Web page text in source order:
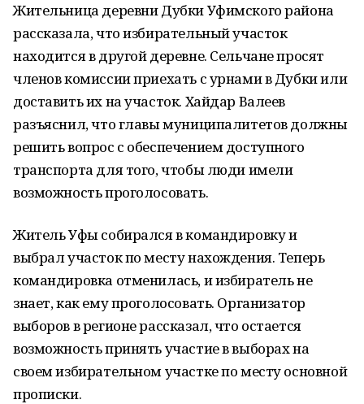
Жительница деревни Дубки Уфимского района
рассказала, что избирательный участок
находится в другой деревне. Сельчане просят
членов комиссии приехать с урнами в Дубки или
доставить их на участок. Хайдар Валеев
разъяснил, что главы муниципалитетов должны
решить вопрос с обеспечением доступного
транспорта для того, чтобы люди имели
возможность проголосовать.
Житель Уфы собирался в командировку и
выбрал участок по месту нахождения. Теперь
командировка отменилась, и избиратель не
знает, как ему проголосовать. Организатор
выборов в регионе рассказал, что остается
возможность принять участие в выборах на
своем избирательном участке по месту основной
прописки.